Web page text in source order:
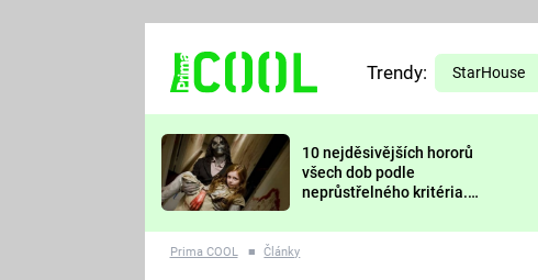
TŘESKU
FUTURAMA
PREDÁTOR
Trendy: StarHouse
10 nejděsivějších hororů
všech dob podle
neprůstřelného kritéria.
nejvíc zvednou tep?
Prima COOL ■ Články